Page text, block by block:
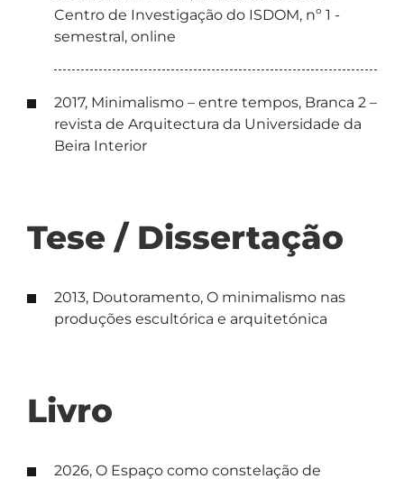
Centro de Investigação do ISDOM, nº 1 -
semestral, online
2017, Minimalismo – entre tempos, Branca 2 –
revista de Arquitectura da Universidade da
Beira Interior
Tese / Dissertação
2013, Doutoramento, O minimalismo nas
produções escultórica e arquitetónica
Livro
2026, O Espaço como constelação de